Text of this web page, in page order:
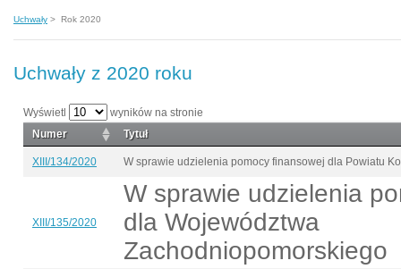
Uchwały > Rok 2020
Uchwały z 2020 roku
Wyświetl
wyników na stronie
Numer
Tytuł
XIII/134/2020 W sprawie udzielenia pomocy finansowej dla Powiatu
XIII/135/2020
W sprawie udzielenia
dla Województwa
Zachodniopomorskiego